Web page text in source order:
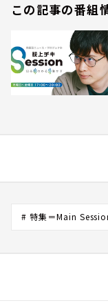
この記事の番組
# 特集＝Main